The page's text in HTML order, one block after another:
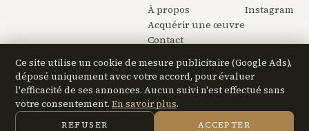
À propos
Acquérir une œuvre
Contact
Instagram
© 2026 JEAN MARC LARHANTEC · BORDEAUX
Mentions légales·Confidentialité
Ce site utilise un cookie de mesure publicitaire (Google Ads),
déposé uniquement avec votre accord, pour évaluer
l'efficacité de ses annonces. Aucun suivi n'est effectué sans
votre consentement. En savoir plus.
REFUSER ACCEPTER